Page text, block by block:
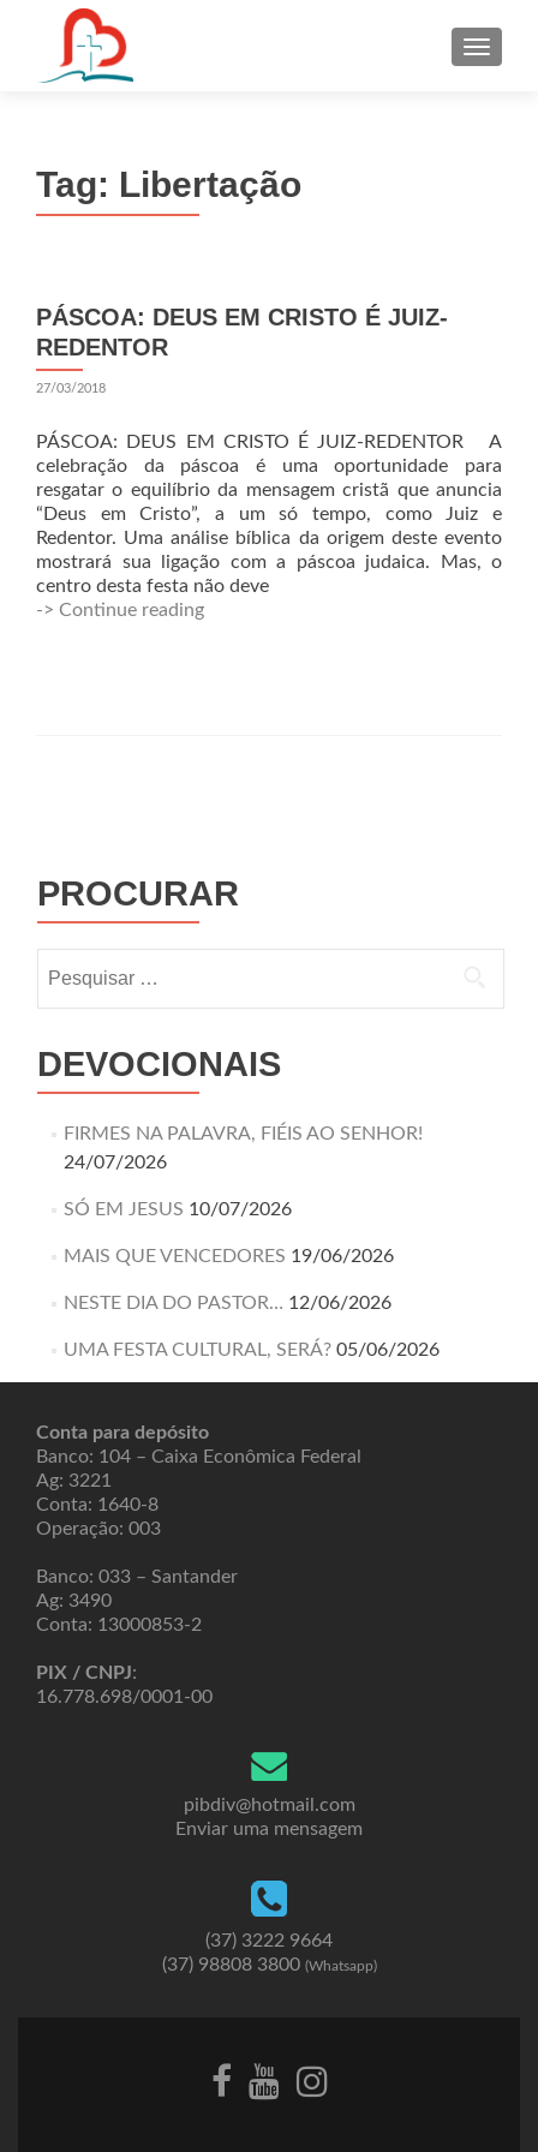
Tag: Libertação
PÁSCOA: DEUS EM CRISTO É JUIZ-
REDENTOR
27/03/2018
PÁSCOA: DEUS EM CRISTO É JUIZ-REDENTOR A
celebração da páscoa é uma oportunidade para
resgatar o equilíbrio da mensagem cristã que anuncia
“Deus em Cristo”, a um só tempo, como Juiz e
Redentor. Uma análise bíblica da origem deste evento
mostrará sua ligação com a páscoa judaica. Mas, o
centro desta festa não deve
-> Continue reading
PROCURAR
DEVOCIONAIS
FIRMES NA PALAVRA, FIÉIS AO SENHOR!
24/07/2026
SÓ EM JESUS 10/07/2026
MAIS QUE VENCEDORES 19/06/2026
NESTE DIA DO PASTOR… 12/06/2026
UMA FESTA CULTURAL, SERÁ? 05/06/2026
Conta para depósito
Banco: 104 – Caixa Econômica Federal
Ag: 3221
Conta: 1640-8
Operação: 003
Banco: 033 – Santander
Ag: 3490
Conta: 13000853-2
PIX / CNPJ:
16.778.698/0001-00
pibdiv@hotmail.com
Enviar uma mensagem
(37) 3222 9664
(37) 98808 3800 (Whatsapp)